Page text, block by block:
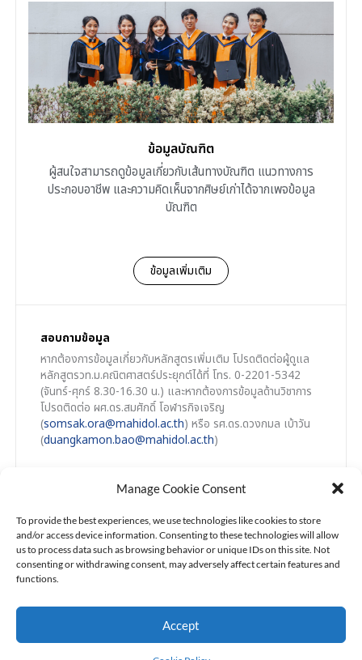
Manage Cookie Consent
To provide the best experiences, we use technologies like cookies to store
and/or access device information. Consenting to these technologies will allow
us to process data such as browsing behavior or unique IDs on this site. Not
consenting or withdrawing consent, may adversely affect certain features and
functions.
Accept
ข้อมูลบัณฑิต
ผู้สนใจสามารถดูข้อมูลเกี่ยวกับเส้นทางบัณฑิต แนวทางการ
ประกอบอาชีพ และความคิดเห็นจากศิษย์เก่าได้จากเพจข้อมูล
บัณฑิต
ข้อมูลเพิ่มเติม
สอบถามข้อมูล
หากต้องการข้อมูลเกี่ยวกับหลักสูตรเพิ่มเติม โปรดติดต่อผู้ดูแล
หลักสูตรวท.ม.คณิตศาสตร์ประยุกต์ได้ที่ โทร. 0-2201-5342
(จันทร์-ศุกร์ 8.30-16.30 น.) และหากต้องการข้อมูลด้านวิชาการ
โปรดติดต่อ ผศ.ดร.สมศักดิ์ โอฬารกิจเจริญ
(somsak.ora@mahidol.ac.th) หรือ รศ.ดร.ดวงกมล เบ้าวัน
(duangkamon.bao@mahidol.ac.th)